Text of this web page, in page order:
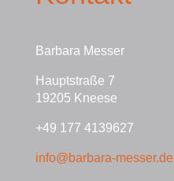
Barbara Messer
Hauptstraße 7
19205 Kneese
+49 177 4139627
info@barbara-messer.de